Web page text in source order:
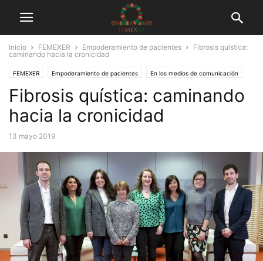
Inicio FEMEXER Empoderamiento de pacientes
Fibrosis quística:
caminando hacia la cronicidad
FEMEXER Empoderamiento de pacientes En los medios de comunicación
Información de salud Médicos y Pacientes
Fibrosis quística: caminando
hacia la cronicidad
13 mayo 2019